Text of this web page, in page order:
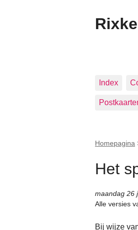
Index
Homepagina
Het
maandag 26
Alle versies
Bij wijze